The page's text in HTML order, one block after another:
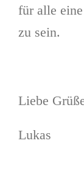
für alle
zu sein.
Liebe
Lukas